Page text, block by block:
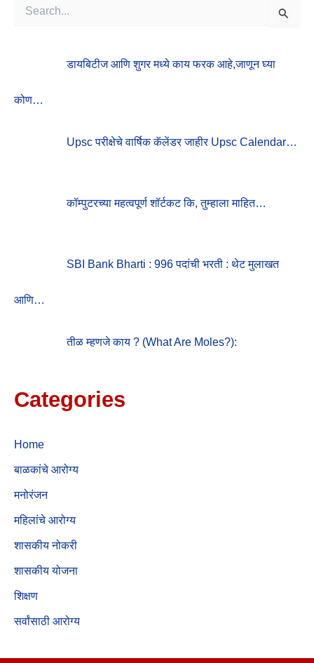
F
डायबिटीज आणि शुगर मध्ये काय फरक आहे,जाणून घ्या
कोण…
Upsc परीक्षेचे वार्षिक कॅलेंडर जाहीर Upsc Calendar…
कॉम्पुटरच्या महत्वपूर्ण शॉर्टकट कि, तुम्हाला माहित…
SBI Bank Bharti : 996 पदांची भरती : थेट मुलाखत
आणि…
तीळ म्हणजे काय ? (What Are Moles?):
Categories
Home
बाळकांचे आरोग्य
मनोरंजन
महिलांचे आरोग्य
शासकीय नोकरी
शासकीय योजना
शिक्षण
सर्वांसाठी आरोग्य